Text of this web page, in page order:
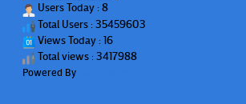
Users Today : 8
Total Users : 35459603
Views Today : 16
Total views : 3417988
Powered By